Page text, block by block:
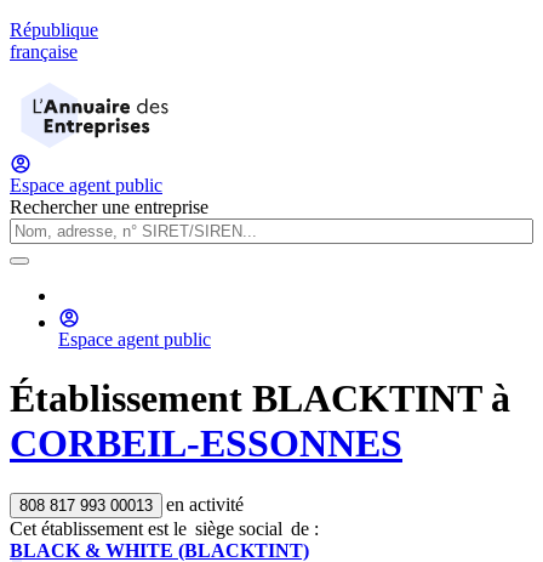
République
française
Espace agent public
Rechercher une entreprise
Espace agent public
Établissement BLACKTINT à
CORBEIL-ESSONNES
808 817 993 00013
en activité
Cet établissement est le siège social de :
BLACK & WHITE (BLACKTINT)